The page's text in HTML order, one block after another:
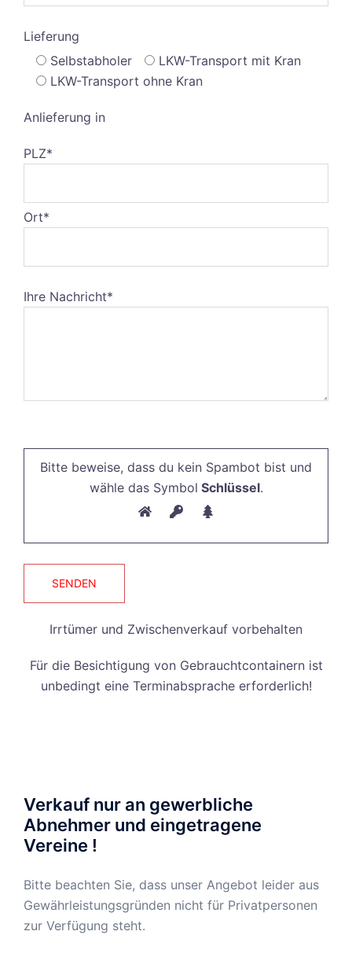
Lieferung
Selbstabholer
LKW-Transport mit Kran
LKW-Transport ohne Kran
Anlieferung in
PLZ*
Ort*
Ihre Nachricht*
Bitte beweise, dass du kein Spambot bist und
wähle das Symbol Schlüssel.
Irrtümer und Zwischenverkauf vorbehalten
Für die Besichtigung von Gebrauchtcontainern ist
unbedingt eine Terminabsprache erforderlich!
Verkauf nur an gewerbliche
Abnehmer und eingetragene
Vereine !
Bitte beachten Sie, dass unser Angebot leider aus
Gewährleistungsgründen nicht für Privatpersonen
zur Verfügung steht.